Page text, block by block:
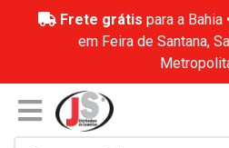
Frete grátis para a Bahia •
em Feira de Santana,